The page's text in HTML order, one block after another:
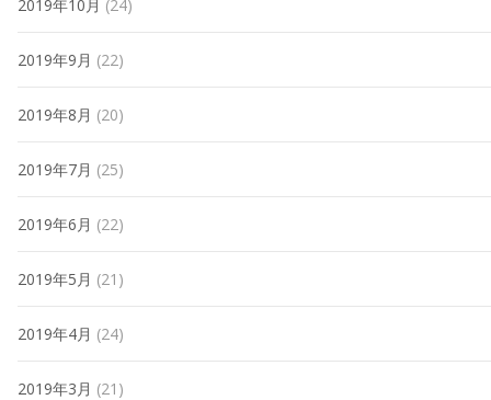
2019年10月 (24)
2019年9月 (22)
2019年8月 (20)
2019年7月 (25)
2019年6月 (22)
2019年5月 (21)
2019年4月 (24)
2019年3月 (21)